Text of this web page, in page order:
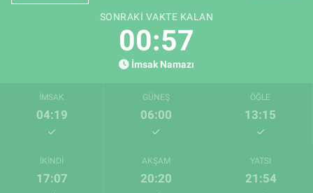
SONRAKI VAKTE KALAN
00:56
İmsak Namazı
İMSAK
04:19
GÜNEŞ
06:00
ÖĞLE
13:15
İKINDI
17:07
AKŞAM
20:20
YATSI
21:54